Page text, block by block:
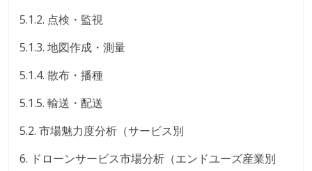
5.1.2. 点検・監視
5.1.3. 地図作成・測量
5.1.4. 散布・播種
5.1.5. 輸送・配送
5.2. 市場魅力度分析（サービス別
6. ドローンサービス市場分析（エンドユーズ産業別